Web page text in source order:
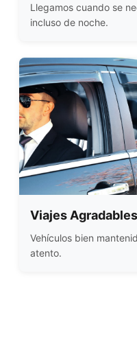
Llegamos cuando se
incluso de noche.
Viajes Agradables
Vehículos bien
atento.